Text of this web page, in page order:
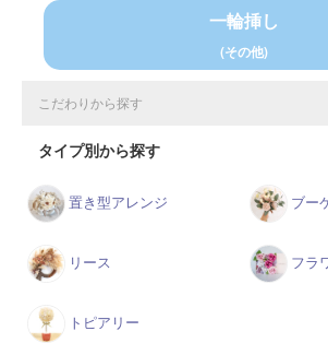
一輪挿し
(その他)
こだわりから探す
タイプ別から探す
置き型アレンジ ブー
リース フラ
トピアリー